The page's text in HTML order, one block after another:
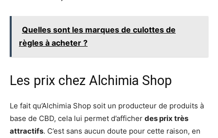
Quelles sont les marques de culottes de
règles à acheter ?
Les prix chez Alchimia Shop
Le fait qu’Alchimia Shop soit un producteur de produits à
base de CBD, cela lui permet d’afficher des prix très
attractifs. C’est sans aucun doute pour cette raison, en